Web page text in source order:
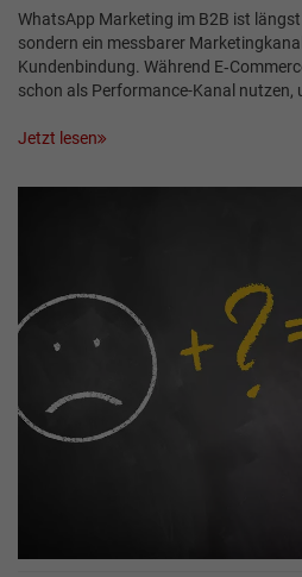
WhatsApp Marketing im B2B ist
sondern ein messbarer
Kundenbindung. Während
schon als Performance-Kanal nutzen,
Jetzt lesen